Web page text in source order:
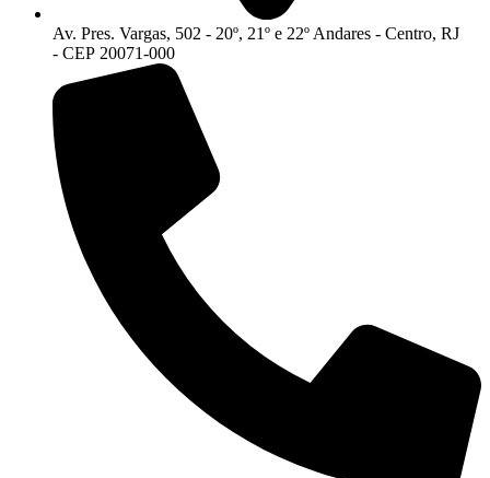
Av. Pres. Vargas, 502 - 20º, 21º e 22º Andares - Centro, RJ
- CEP 20071-000